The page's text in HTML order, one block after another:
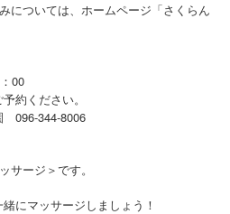
については、ホームページ「さくらん
00
ください。
8006
サージ＞です。
にマッサージしましょう！